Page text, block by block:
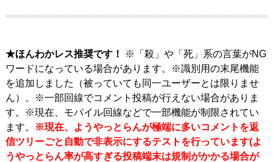
★ほんわかレス推奨です！
※「殺」や「死」系の言葉がNG
ワードになっている場合があります。※識別用の末尾機能
を追加しました（被っていても同一ユーザーとは限りませ
ん）。※一部回線でコメント投稿が行えない場合がありま
す。※現在、モバイル回線などで一部機能が制限されてい
ます。
※現在、ようやっとらんが極端に多いコメントを返
信ツリーごと自動で非表示にするテストを行っています(よ
うやっとらん率が高すぎる投稿端末は規制がかかる場合が